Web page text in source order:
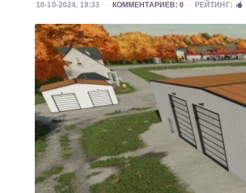
10-10-2024, 19:33 КОММЕНТАРИЕВ: 0 РЕЙТИНГ: